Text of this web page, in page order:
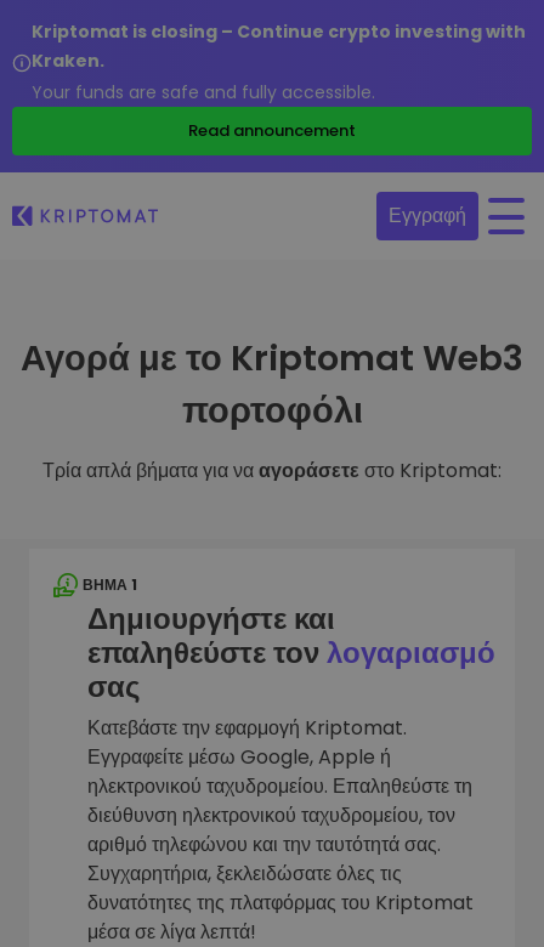
Kriptomat is closing – Continue crypto investing with
Kraken.
Your funds are safe and fully accessible.
Read announcement
Εγγραφή
Αγορά με το Kriptomat Web3
πορτοφόλι
Τρία απλά βήματα για νααγοράσετε στο Kriptomat:
ΒΉΜΑ 1
Δημιουργήστε και
επαληθεύστε τονλογαριασμό
σας
Κατεβάστε την εφαρμογή Kriptomat.
Εγγραφείτε μέσω Google, Apple ή
ηλεκτρονικού ταχυδρομείου. Επαληθεύστε τη
διεύθυνση ηλεκτρονικού ταχυδρομείου, τον
αριθμό τηλεφώνου και την ταυτότητά σας.
Συγχαρητήρια, ξεκλειδώσατε όλες τις
δυνατότητες της πλατφόρμας του Kriptomat
μέσα σε λίγα λεπτά!